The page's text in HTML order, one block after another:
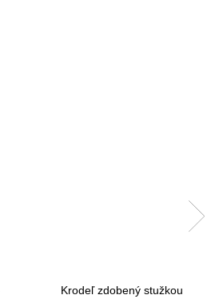
Krodeľ zdobený stužkou